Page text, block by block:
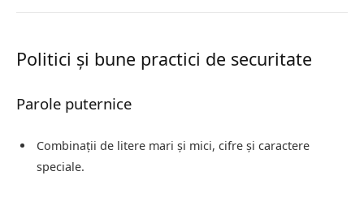
Politici și bune practici de securitate
Parole puternice
Combinații de litere mari și mici, cifre și caractere
speciale.